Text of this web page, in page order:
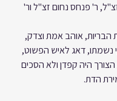
ר' פנחס נחום זצ"ל ור'
הבריות, אוהב אמת וצדק,
נשמתו, דאג לאיש הפשוט,
היה קפדן ולא הסכים
הדת.